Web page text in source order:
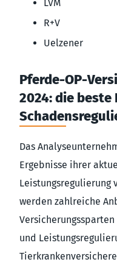
LVM
R+V
Uelzener
Pferde-OP-
2024: die
Das
Ergebnisse ihrer
werden zahlreiche
und